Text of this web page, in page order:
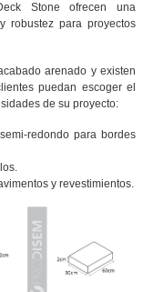
Stone ofrecen una
robustez para proyectos
arenado y existen
puedan escoger el
de su proyecto:
redondo para bordes
y revestimientos.